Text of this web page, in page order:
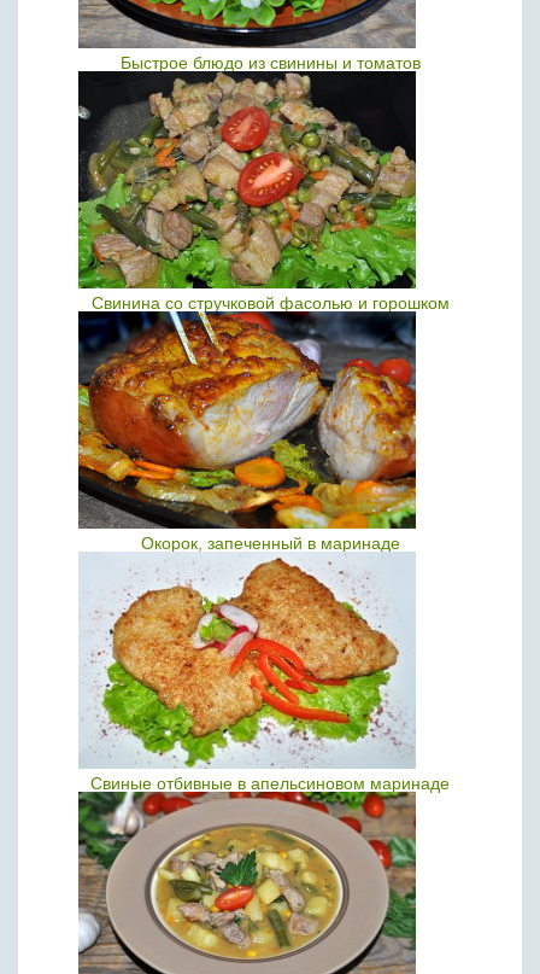
Быстрое блюдо из свинины и томатов
Свинина со стручковой фасолью и горошком
Окорок, запеченный в маринаде
Свиные отбивные в апельсиновом маринаде